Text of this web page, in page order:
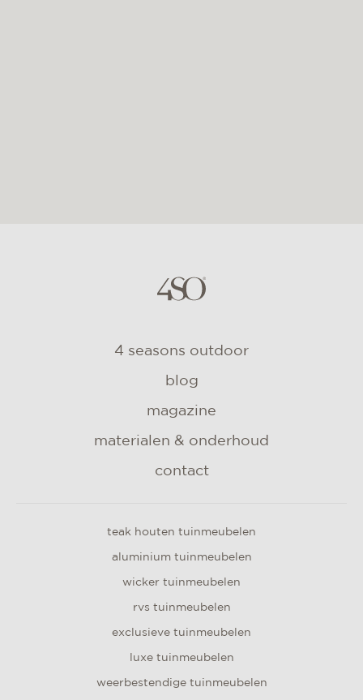
4 seasons outdoor
blog
magazine
materialen & onderhoud
contact
teak houten tuinmeubelen
aluminium tuinmeubelen
wicker tuinmeubelen
rvs tuinmeubelen
exclusieve tuinmeubelen
luxe tuinmeubelen
weerbestendige tuinmeubelen